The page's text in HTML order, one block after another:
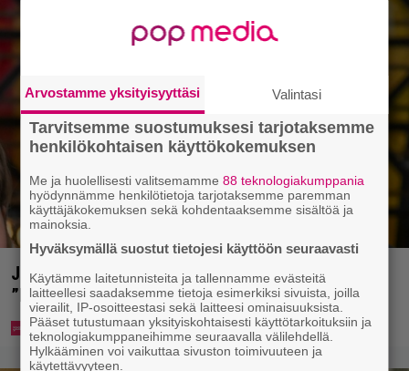
Jani Sievinen kokosi lapsikatraansa yhteen –
”Minun suurin perintöni heille”
Arvostamme yksityisyyttäsi Valintasi
Tarvitsemme suostumuksesi tarjotaksemme
henkilökohtaisen käyttökokemuksen
Me ja huolellisesti valitsemamme88 teknologiakumppania
hyödynnämme henkilötietoja tarjotaksemme paremman
käyttäjäkokemuksen sekä kohdentaaksemme sisältöä ja
mainoksia.
Hyväksymällä suostut tietojesi käyttöön seuraavasti
Käytämme laitetunnisteita ja tallennamme evästeitä
laitteellesi saadaksemme tietoja esimerkiksi sivuista, joilla
vierailit, IP-osoitteestasi sekä laitteesi ominaisuuksista.
Pääset tutustumaan yksityiskohtaisesti käyttötarkoituksiin ja
teknologiakumppaneihimme seuraavalla välilehdellä.
Hylkääminen voi vaikuttaa sivuston toimivuuteen ja
käytettävyyteen.